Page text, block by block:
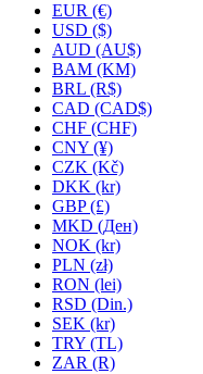
EUR (€)
USD ($)
AUD (AU$)
BAM (KM)
BRL (R$)
CAD (CAD$)
CHF (CHF)
CNY (¥)
CZK (Kč)
DKK (kr)
GBP (£)
MKD (Ден)
NOK (kr)
PLN (zł)
RON (lei)
RSD (Din.)
SEK (kr)
TRY (TL)
ZAR (R)